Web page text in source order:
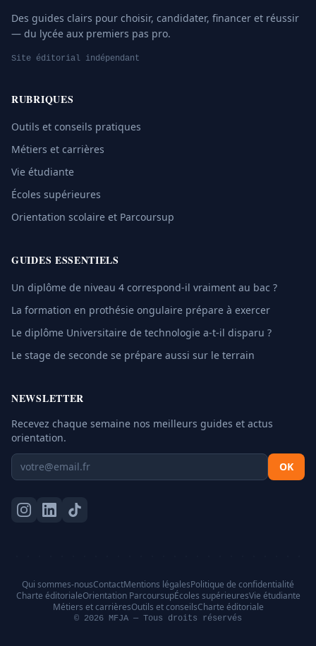
Des guides clairs pour choisir, candidater, financer et réussir
— du lycée aux premiers pas pro.
Site éditorial indépendant
RUBRIQUES
Outils et conseils pratiques
Métiers et carrières
Vie étudiante
Écoles supérieures
Orientation scolaire et Parcoursup
GUIDES ESSENTIELS
Un diplôme de niveau 4 correspond-il vraiment au bac ?
La formation en prothésie ongulaire prépare à exercer
Le diplôme Universitaire de technologie a-t-il disparu ?
Le stage de seconde se prépare aussi sur le terrain
NEWSLETTER
Recevez chaque semaine nos meilleurs guides et actus
orientation.
OK
Qui sommes-nousContactMentions légalesPolitique de confidentialité
Charte éditorialeOrientation ParcoursupÉcoles supérieuresVie étudiante
Métiers et carrièresOutils et conseilsCharte éditoriale
© 2026 MFJA — Tous droits réservés